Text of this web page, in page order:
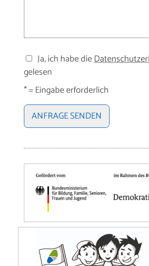
Ja, ich habe die
gelesen
* = Eingabe erforderlich